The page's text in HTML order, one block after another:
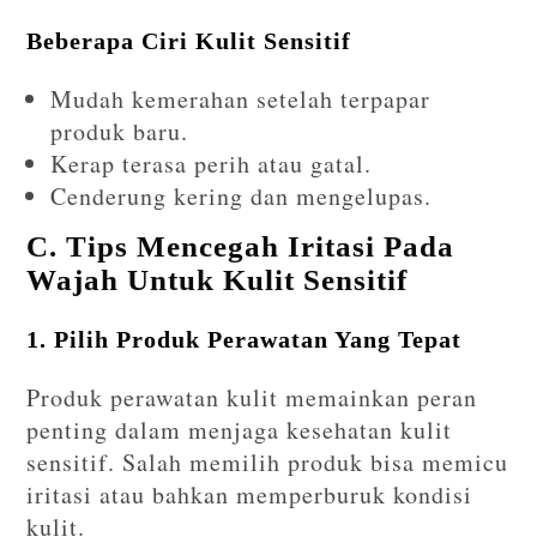
Beberapa Ciri Kulit Sensitif
Mudah kemerahan setelah terpapar
produk baru.
Kerap terasa perih atau gatal.
Cenderung kering dan mengelupas.
C. Tips Mencegah Iritasi Pada
Wajah Untuk Kulit Sensitif
1. Pilih Produk Perawatan Yang Tepat
Produk perawatan kulit memainkan peran
penting dalam menjaga kesehatan kulit
sensitif. Salah memilih produk bisa memicu
iritasi atau bahkan memperburuk kondisi
kulit.